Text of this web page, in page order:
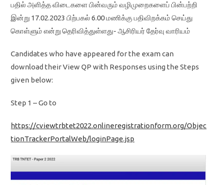
பதில் அளித்த விடைகளை பின்வரும் வழிமுறைகளைப் பின்பற்றி
இன்று 17.02.2023 பிற்பகல் 6.00 மணிக்கு பதிவிறக்கம் செய்து
கொள்ளும் என்று தெரிவித்துள்ளது- ஆசிரியர் தேர்வு வாரியம்
Candidates who have appeared for the exam can
download their View QP with Responses using the Steps
given below:
Step 1 – Go to
https://cviewtrbtet2022.onlineregistrationform.org/Objec
tionTrackerPortalWeb/loginPage.jsp